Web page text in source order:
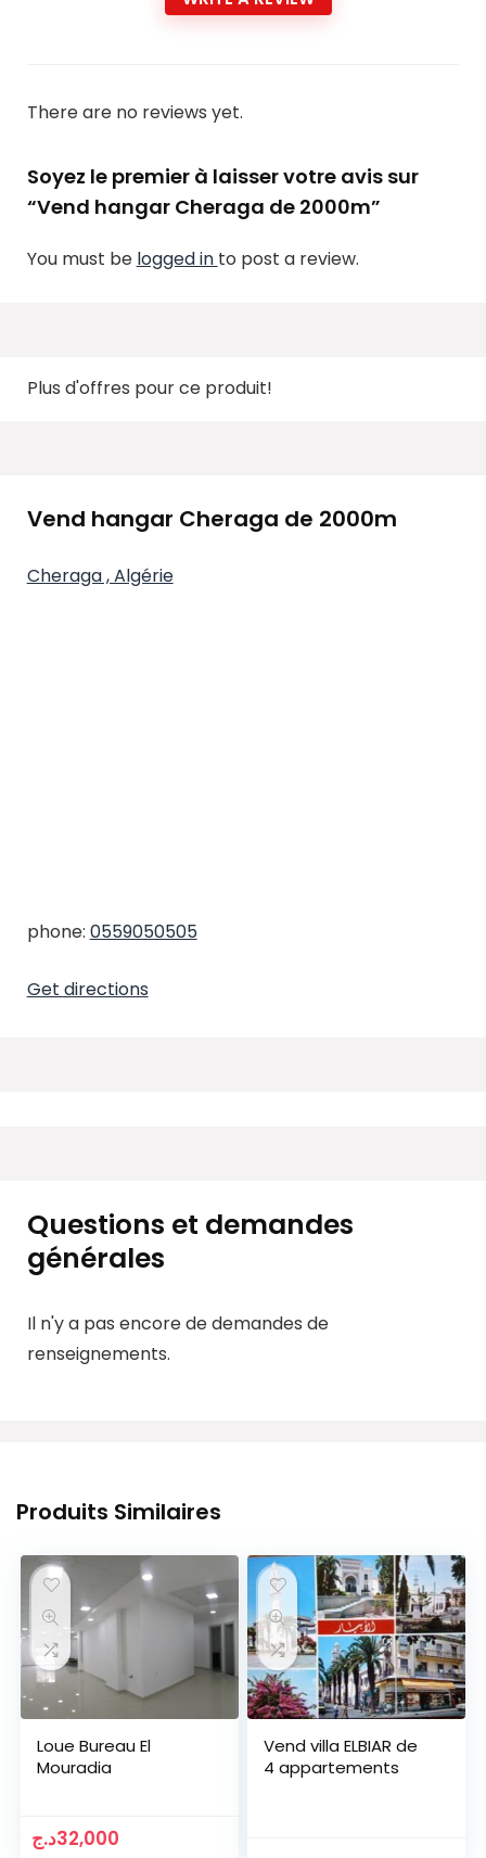
There are no reviews yet.
Soyez le premier à laisser votre avis sur
“Vend hangar Cheraga de 2000m”
You must be logged in to post a review.
Plus d'offres pour ce produit!
Vend hangar Cheraga de 2000m
Cheraga , Algérie
phone: 0559050505
Get directions
Questions et demandes
générales
Il n'y a pas encore de demandes de
renseignements.
Produits Similaires
Loue Bureau El
Mouradia
32,000د.ج
Vend villa ELBIAR de
4 appartements